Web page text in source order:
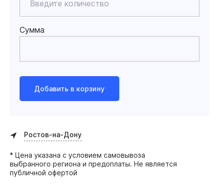
Сумма
Добавить в корзину
Ростов-на-Дону
* Цена указана с условием самовывоза
выбранного региона и предоплаты. Не является
публичной офертой